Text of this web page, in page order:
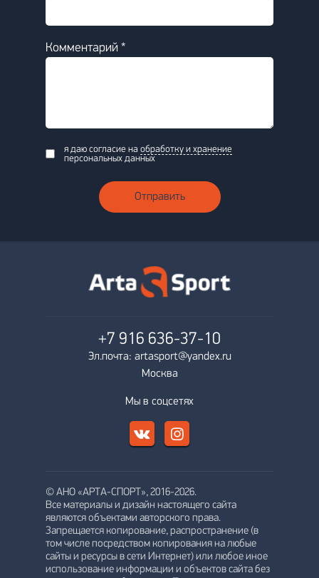
Комментарий *
я даю согласие на обработку и хранение
персональных данных
Отправить
+7 916 636-37-10
Эл.почта: artasport@yandex.ru
Москва
Мы в соцсетях
© АНО «АРТА-СПОРТ», 2016-2026.
Все материалы и дизайн настоящего сайта
являются объектами авторского права.
Запрещается копирование, распространение (в
том числе посредством копирования на любые
сайты и ресурсы в сети Интернет) или любое иное
использование информации и объектов сайта без